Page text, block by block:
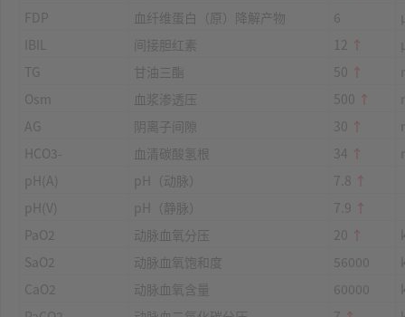
FDP
血纤维蛋白（原）降解产物 6
IBIL
间接胆红素 12 ↑
TG
甘油三酯 50 ↑
Osm
血浆渗透压 500 ↑
AG
阴离子间隙 30 ↑
HCO3-
血清碳酸氢根 34 ↑
pH(A)
pH（动脉） 7.8 ↑
pH(V)
pH（静脉） 7.9 ↑
PaO2
动脉血氧分压 20 ↑
SaO2
动脉血氧饱和度 56000
CaO2
动脉血氧含量 60000